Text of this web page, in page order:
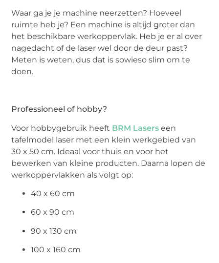
Waar ga je je machine neerzetten? Hoeveel
ruimte heb je? Een machine is altijd groter dan
het beschikbare werkoppervlak. Heb je er al over
nagedacht of de laser wel door de deur past?
Meten is weten, dus dat is sowieso slim om te
doen.
Professioneel of hobby?
Voor hobbygebruik heeft BRM Lasers een
tafelmodel laser met een klein werkgebied van
30 x 50 cm. Ideaal voor thuis en voor het
bewerken van kleine producten. Daarna lopen de
werkoppervlakken als volgt op:
40 x 60 cm
60 x 90 cm
90 x 130 cm
100 x 160 cm